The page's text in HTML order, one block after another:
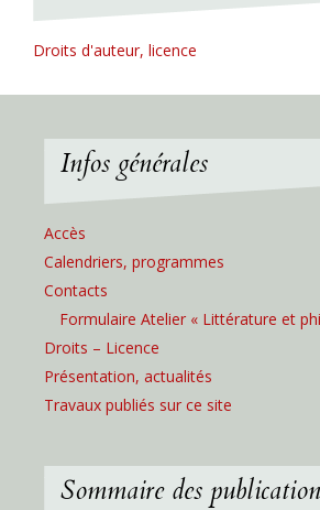
Droits d'auteur, licence
Infos générales
Accès
Calendriers, programmes
Contacts
Formulaire Atelier « Littérature et
Droits – Licence
Présentation, actualités
Travaux publiés sur ce site
Sommaire des